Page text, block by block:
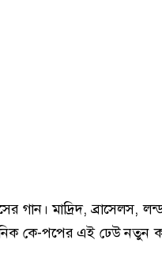
মাদ্রিদ, ব্রাসেলস,
কে-পপের এই ঢেউ নতুন